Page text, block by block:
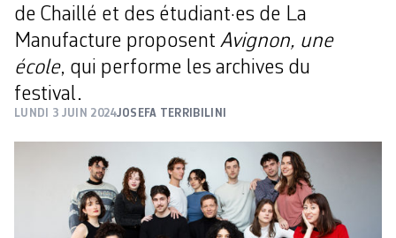
de Chaillé et des étudiant·es de La
Manufacture proposent Avignon, une
école, qui performe les archives du
festival.
LUNDI 3 JUIN 2024JOSEFA TERRIBILINI